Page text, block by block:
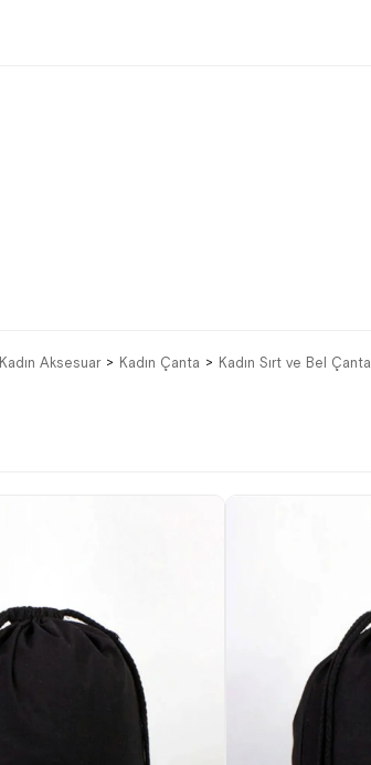
Kadın Aksesuar Kadın Çanta Kadın Sırt ve Bel Çanta